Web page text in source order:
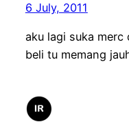
6 July, 2011
aku lagi suka merc
beli tu memang